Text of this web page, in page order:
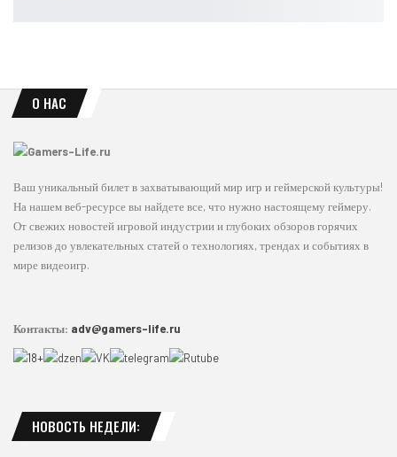
О НАС
Ваш уникальный билет в захватывающий мир игр и геймерской культуры!
На нашем веб-ресурсе вы найдете все, что нужно настоящему геймеру.
От свежих новостей игровой индустрии и глубоких обзоров горячих
релизов до увлекательных статей о технологиях, трендах и событиях в
мире видеоигр.
Контакты: adv@gamers-life.ru
НОВОСТЬ НЕДЕЛИ: